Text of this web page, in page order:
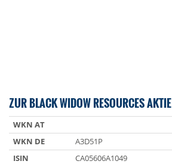
ZUR BLACK WIDOW RESOURCES AKTIE
WKN AT
WKN DE
A3D51P
ISIN
CA05606A1049